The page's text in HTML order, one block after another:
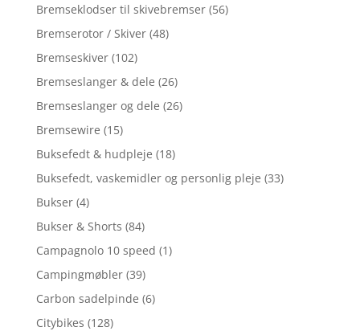
Bremseklodser til skivebremser (56)
Bremserotor / Skiver (48)
Bremseskiver (102)
Bremseslanger & dele (26)
Bremseslanger og dele (26)
Bremsewire (15)
Buksefedt & hudpleje (18)
Buksefedt, vaskemidler og personlig pleje (33)
Bukser (4)
Bukser & Shorts (84)
Campagnolo 10 speed (1)
Campingmøbler (39)
Carbon sadelpinde (6)
Citybikes (128)